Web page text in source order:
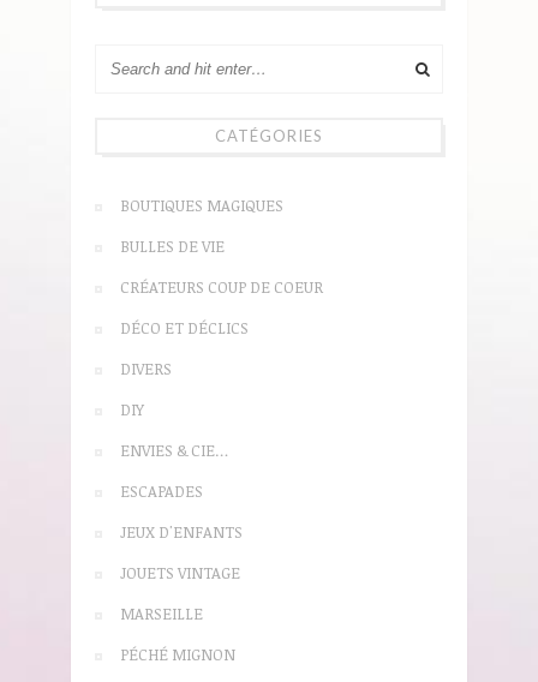
CATÉGORIES
BOUTIQUES MAGIQUES
BULLES DE VIE
CRÉATEURS COUP DE COEUR
DÉCO ET DÉCLICS
DIVERS
DIY
ENVIES & CIE…
ESCAPADES
JEUX D'ENFANTS
JOUETS VINTAGE
MARSEILLE
PÉCHÉ MIGNON